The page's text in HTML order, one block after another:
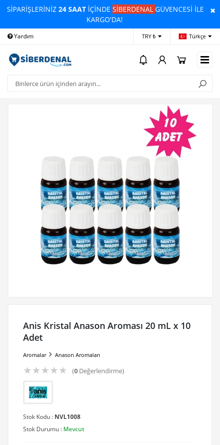
SİPARİŞLERİNİZ24 SAAT İÇİNDESİBERDENALGÜVENCESİ İLE
KARGO'DA!
Yardım Ödeme Bildirimi
TRY ₺ Türkçe
Anis Kristal Anason Aroması 20 mL x 10
Adet
Aromalar Anason Aromaları
★★★★★ (0Değerlendirme)
Stok Kodu : NVL1008
Stok Durumu : Mevcut